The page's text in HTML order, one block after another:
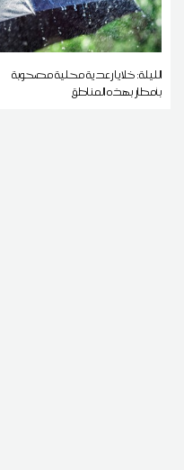
الليلة: خلايا رعدية محلية مصحوبة
بأمطار بهذه المناطق